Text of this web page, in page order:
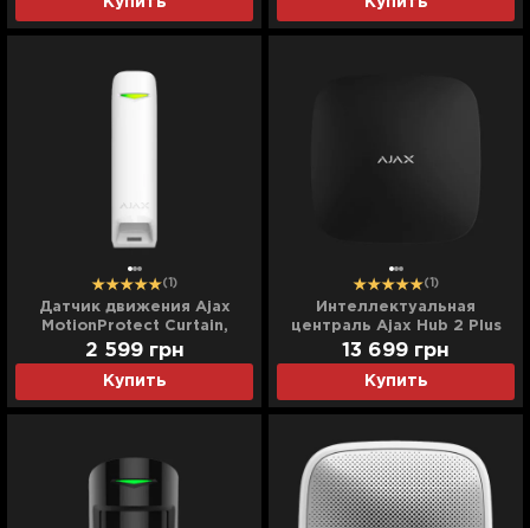
(Black)
(1)
Датчик движения Ajax
MotionProtect Curtain,
Jeweller, бездротовий,
(White)
Купить
2 599 грн
(1)
Интеллектуальная
централь Ajax Hub 2 Plus
(Black)
Купить
13 699 грн